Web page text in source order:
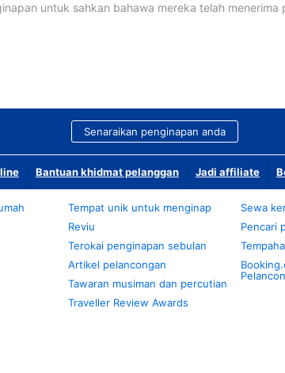
untuk sahkan bahawa mereka telah menerima
Senaraikan penginapan anda
Bantuan khidmat pelanggan Jadi affiliate
Tempat unik untuk menginap
Reviu
Terokai penginapan sebulan
Artikel pelancongan
Tawaran musiman dan percutian
Traveller Review Awards
Sewa
Pencari